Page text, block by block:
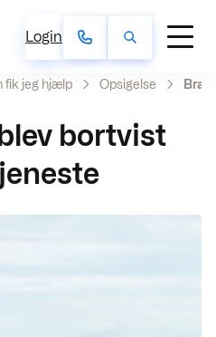
Login
fik jeg hjælp Opsigelse
bortvist